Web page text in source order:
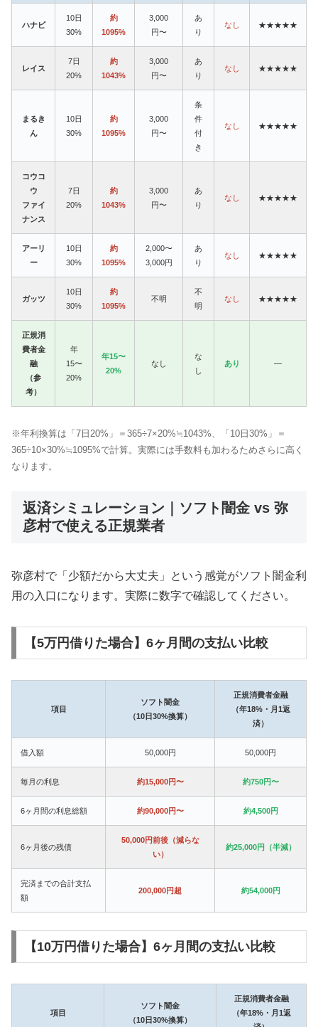
ハナビ
10日
30%
約
1095%
3,000
円〜
あ
り
なし ★★★★★
レイス
7日
20%
約
1043%
3,000
円〜
あ
り
なし ★★★★★
まるき
ん
10日
30%
約
1095%
3,000
円〜
条
件
付
き
なし ★★★★★
コウコ
ウ
ファイ
ナンス
7日
20%
約
1043%
3,000
円〜
あ
り
なし ★★★★★
アーリ
ー
10日
30%
約
1095%
2,000〜
3,000円
あ
り
なし ★★★★★
ガッツ
10日
30%
約
1095%
不明
不
明
なし ★★★★★
正規消
費者金
融
（参
考）
年
15〜
20%
年15〜
20%
なし
な
し
あり —
※年利換算は「7日20%」＝365÷7×20%≒1043%、「10日30%」＝
365÷10×30%≒1095%で計算。実際には手数料も加わるためさらに高く
なります。
返済シミュレーション｜ソフト闇金 vs 弥
彦村で使える正規業者
弥彦村で「少額だから大丈夫」という感覚がソフト闇金利
用の入口になります。実際に数字で確認してください。
【5万円借りた場合】6ヶ月間の支払い比較
項目
ソフト闇金
（10日30%換算）
正規消費者金融
（年18%・月1返
済）
借入額 50,000円 50,000円
毎月の利息 約15,000円〜 約750円〜
6ヶ月間の利息総額 約90,000円〜 約4,500円
6ヶ月後の残債
50,000円前後（減らな
い）
約25,000円（半減）
完済までの合計支払
額
200,000円超 約54,000円
【10万円借りた場合】6ヶ月間の支払い比較
項目
ソフト闇金
（10日30%換算）
正規消費者金融
（年18%・月1返